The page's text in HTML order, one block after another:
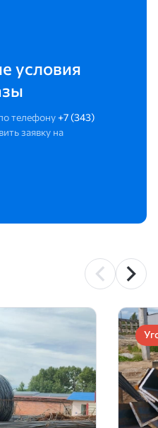
условия
телефону +7 (343)
заявку на